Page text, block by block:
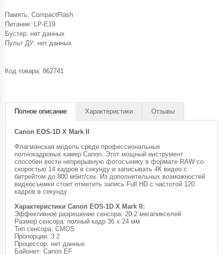
Память: CompactFlash
Питание: LP-E19
Бустер: нет данных
Пульт ДУ: нет данных
Код товара: 862741
Полное описание Характеристики Отзывы
Canon EOS-1D X Mark II
Флагманская модель среди профессиональных
полнокадровых камер Canon. Этот мощный инструмент
способен вести непрерывную фотосъемку в формате RAW со
скоростью 14 кадров в секунду и записывать 4К видео с
битрейтом до 800 мбит/сек. Из дополнительных возможностей
видеосъемки стоит отметить запись Full HD с частотой 120
кадров в секунду.
Характеристики Canon EOS-1D X Mark II:
Эффективное разрешение сенсора: 20.2 мегапикселей
Размер сенсора: полный кадр 36 x 24 мм
Тип сенсора: CMOS
Пропорции: 3:2
Процессор: нет данных
Байонет: Canon EF